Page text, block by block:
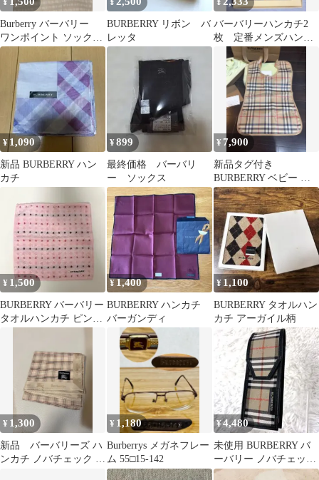
Burberry バーバリー
ワンポイント ソックス
靴下
BURBERRY リボン バ
レッタ
バーバリーハンカチ2
枚 定番メンズハンカ
¥1,090
新品 BURBERRY ハン
カチ
¥899
最終価格 バーバリ
ー ソックス
¥ 7,900
新品タグ付き
BURBERRY ベビー お
食事エプロン スタイ
¥ 1,500
BURBERRY バーバリー
タオルハンカチ ピンク
¥1,400
BURBERRY ハンカチ
バーガンディ
¥ 1,100
BURBERRY タオルハン
カチ アーガイル柄
¥ 1,300
新品 バーバリーズ ハ
ンカチ ノバチェック ホ
¥ 1,180
Burberrys メガネフレー
ム 55□15-142
¥4,480
未使用 BURBERRY バ
ーバリー ノバチェック
ホースロゴ ペンケース